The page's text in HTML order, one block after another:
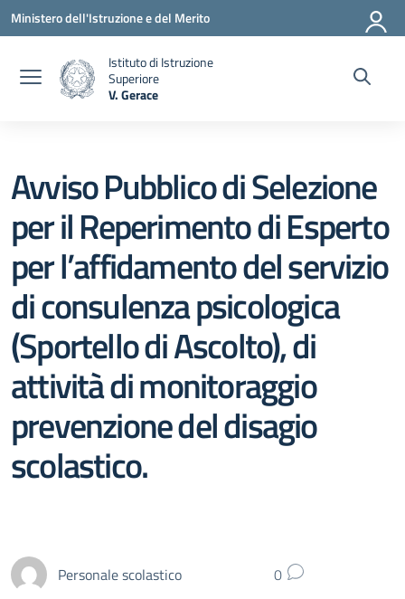
Vai ai contenuti
Vai al menu di navigazione
Vai al footer
Ministero dell'Istruzione e del Merito
Istituto di Istruzione
Superiore
V. Gerace
Avviso Pubblico di Selezione
per il Reperimento di Esperto
per l’affidamento del servizio
di consulenza psicologica
(Sportello di Ascolto), di
attività di monitoraggio
prevenzione del disagio
scolastico.
Personale scolastico 0